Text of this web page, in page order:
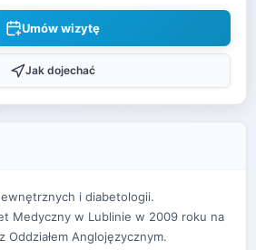
Umów wizytę
Jak dojechać
i diabetologii.
Medyczny w Lublinie w 2009 roku na
Oddziałem Anglojęzycznym.